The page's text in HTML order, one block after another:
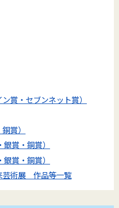
賞・セブンネット賞）
賞）
賞・銅賞）
賞・銅賞）
芸術展 作品等一覧